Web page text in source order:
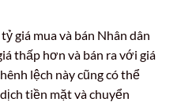
giá mua và bán Nhân dân
thấp hơn và bán ra với giá
lệch này cũng có thể
tiền mặt và chuyển